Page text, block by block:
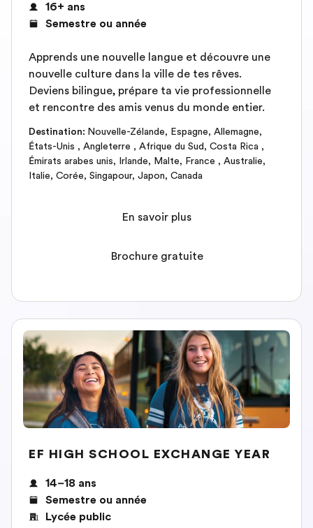
16+ ans
Semestre ou année
Apprends une nouvelle langue et découvre une
nouvelle culture dans la ville de tes rêves.
Deviens bilingue, prépare ta vie professionnelle
et rencontre des amis venus du monde entier.
Destination: Nouvelle-Zélande, Espagne, Allemagne,
États-Unis , Angleterre , Afrique du Sud, Costa Rica ,
Émirats arabes unis, Irlande, Malte, France , Australie,
Italie, Corée, Singapour, Japon, Canada
En savoir plus
Brochure gratuite
EF HIGH SCHOOL EXCHANGE YEAR
14–18 ans
Semestre ou année
Lycée public